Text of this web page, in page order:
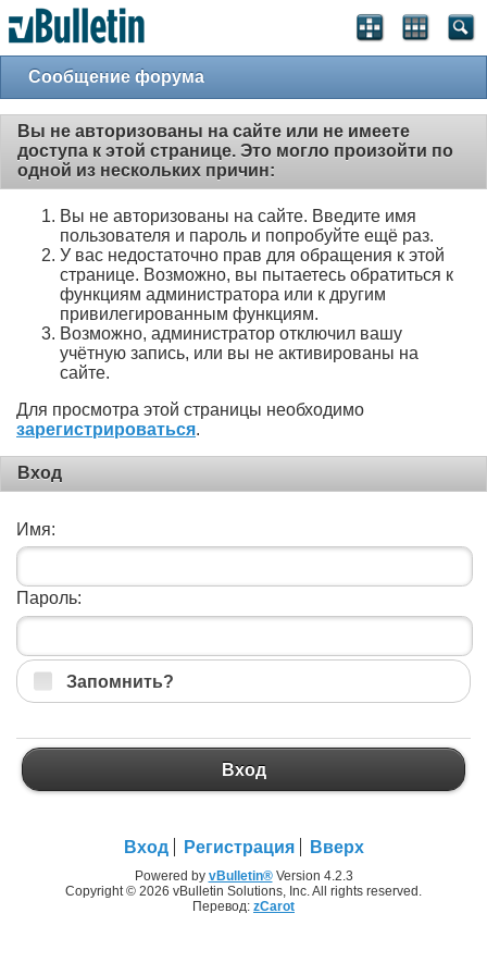
Сообщение форума
Вы не авторизованы на сайте или не имеете
доступа к этой странице. Это могло произойти по
одной из нескольких причин:
Вы не авторизованы на сайте. Введите имя
пользователя и пароль и попробуйте ещё раз.
У вас недостаточно прав для обращения к этой
странице. Возможно, вы пытаетесь обратиться к
функциям администратора или к другим
привилегированным функциям.
Возможно, администратор отключил вашу
учётную запись, или вы не активированы на
сайте.
Для просмотра этой страницы необходимо
зарегистрироваться.
Вход
Имя:
Пароль:
Запомнить?
Вход
Вход Регистрация Вверх
Powered by vBulletin®Version 4.2.3
Copyright © 2026 vBulletin Solutions, Inc. All rights reserved.
Перевод: zCarot